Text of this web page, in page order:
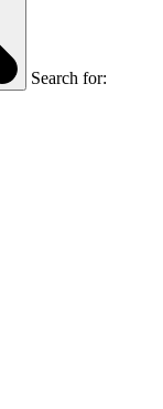
Search for: